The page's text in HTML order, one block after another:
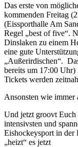
Das erste von
kommenden Freitag
(Eissporthalle Am
Regel „best of five“.
Dinslaken zu einem
eine gute
„Außerirdischen“.
bereits um 17:00 Uhr)
Tickets werden
Ansonsten wie immer
Und jetzt groovt Euch
intensivsten und
Eishockeysport in der
„heizt“ es jetzt